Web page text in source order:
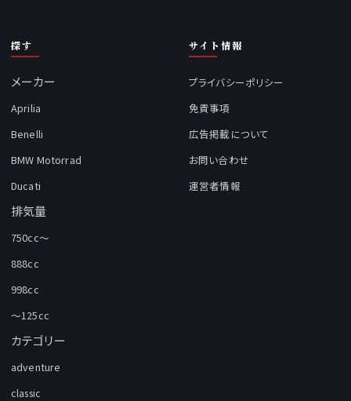
探す
メーカー
Aprilia
Benelli
BMW Motorrad
Ducati
排気量
750cc～
888cc
998cc
～125cc
カテゴリー
adventure
classic
サイト情報
プライバシーポリシー
免責事項
広告掲載について
お問い合わせ
運営者情報